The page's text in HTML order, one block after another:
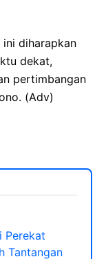
ini diharapkan
dekat,
pertimbangan
(Adv)
Perekat
Tantangan